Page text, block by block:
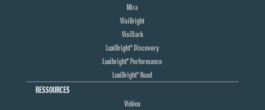
Mira
VisiBright
VisiDark
LuxiBright® Discovery
Luxibright® Performance
LuxiBright® Road
RESSOURCES
Vidéos